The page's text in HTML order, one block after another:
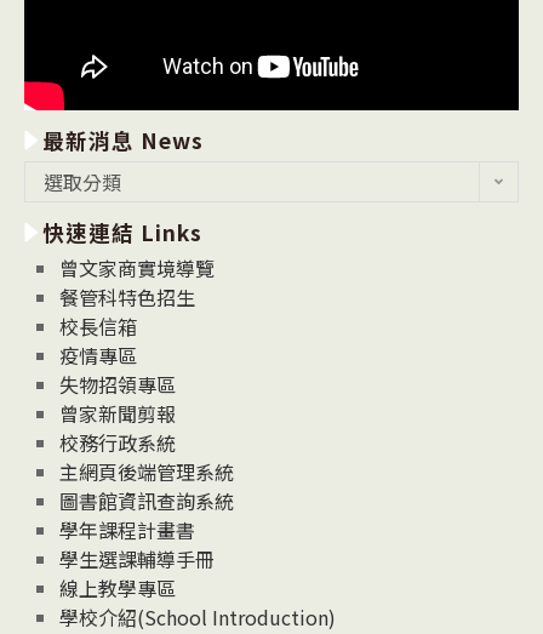
最新消息 News
消
息
News
選取分類
快速連結 Links
曾文家商實境導覽
餐管科特色招生
校長信箱
疫情專區
失物招領專區
曾家新聞剪報
校務行政系統
主網頁後端管理系統
圖書館資訊查詢系統
學年課程計畫書
學生選課輔導手冊
線上教學專區
學校介紹(School Introduction)